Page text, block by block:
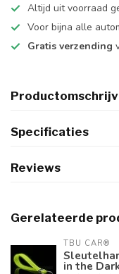
Altijd uit voorraad
Voor bijna alle
Gratis verzending
Specificaties
Reviews
Gerelateerde
TBU CAR®
in the